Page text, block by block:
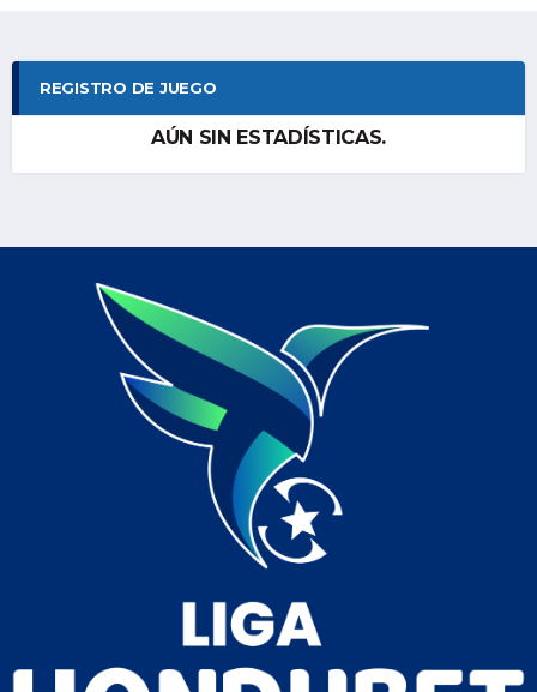
REGISTRO DE JUEGO
AÚN SIN ESTADÍSTICAS.